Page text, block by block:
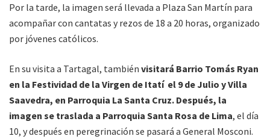
Por la tarde, la imagen será llevada a Plaza San Martín para
acompañar con cantatas y rezos de 18 a 20 horas, organizado
por jóvenes católicos.
En su visita a Tartagal, también visitará Barrio Tomás Ryan
en la Festividad de la Virgen de Itatí el 9 de Julio y Villa
Saavedra, en Parroquia La Santa Cruz. Después, la
imagen se traslada a Parroquia Santa Rosa de Lima, el día
10, y después en peregrinación se pasará a General Mosconi.